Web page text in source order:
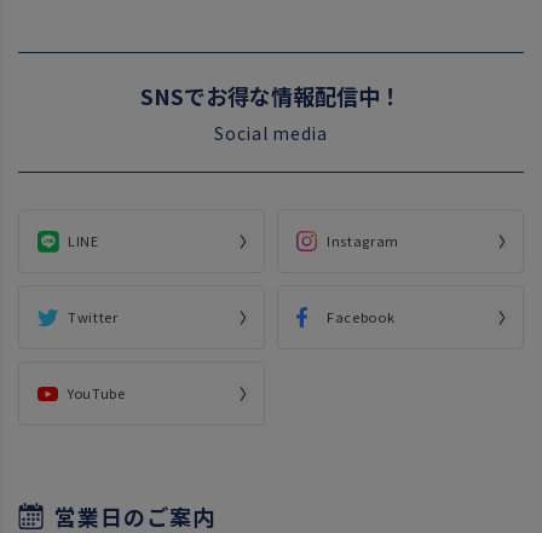
SNSでお得な情報配信中！
Social media
LINE Instagram
Twitter Facebook
YouTube
営業日のご案内